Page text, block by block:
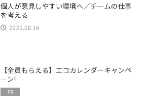
個人が意見しやすい環境へ／チームの仕事
を考える
2022.08.16
【全員もらえる】エコカレンダーキャンペ
ーン!
PR